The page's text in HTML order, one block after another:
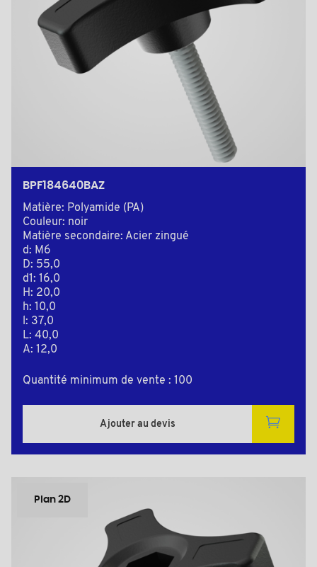
BPF184640BAZ
Matière: Polyamide (PA)
Couleur: noir
Matière secondaire: Acier zingué
d: M6
D: 55,0
d1: 16,0
H: 20,0
h: 10,0
l: 37,0
L: 40,0
A: 12,0
Quantité minimum de vente : 100
Ajouter au devis
Plan 2D